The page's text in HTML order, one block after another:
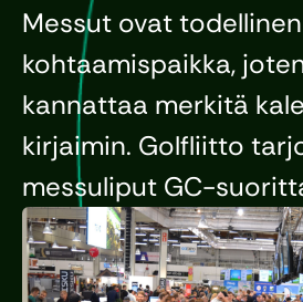
Messut ovat
kohtaamispaikka,
kannattaa merkitä
kirjaimin. Golfliitto
messuliput GC-